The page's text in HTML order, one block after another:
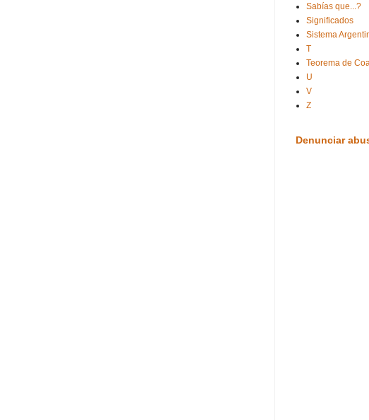
Sabías que...?
Significados
Sistema
T
Teorema de
U
V
Z
Denunciar